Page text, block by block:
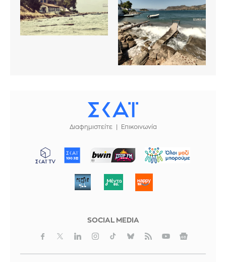
Διαφημιστείτε Επικοινωνία
ΜΠΟΡΟΥΜΕ
SOCIAL MEDIA